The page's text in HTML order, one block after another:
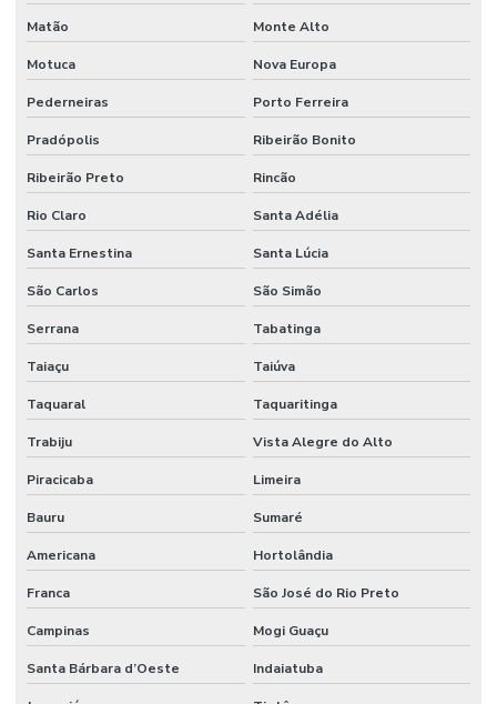
Matão Monte Alto
Motuca Nova Europa
Pederneiras Porto Ferreira
Pradópolis Ribeirão Bonito
Ribeirão Preto Rincão
Rio Claro Santa Adélia
Santa Ernestina Santa Lúcia
São Carlos São Simão
Serrana Tabatinga
Taiaçu Taiúva
Taquaral Taquaritinga
Trabiju Vista Alegre do Alto
Piracicaba Limeira
Bauru Sumaré
Americana Hortolândia
Franca São José do Rio Preto
Campinas Mogi Guaçu
Santa Bárbara d’Oeste Indaiatuba